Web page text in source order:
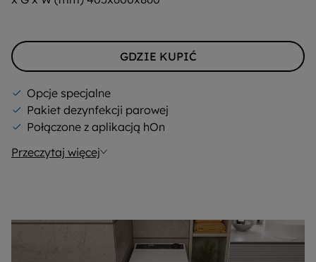
oszczędzania
GDZIE KUPIĆ
Opcje specjalne
Pakiet dezynfekcji parowej
Połączone z aplikacją hOn
Przeczytaj więcej